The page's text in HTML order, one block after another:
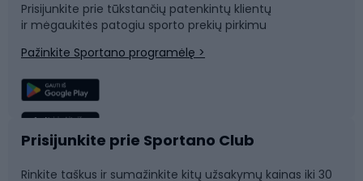
Laipiojimas
Žvejyba
Sportinė medicina
Snieglenčių sportas
Plaukimas
Komandinis sportas
Prisijunkite prie tūkstančių patenkintų klientų
ir mėgaukitės patogiu sporto prekių pirkimu
Pažinkite Sportano programėlę >
Prisijunkite prie Sportano Club
Rinkite taškus ir sumažinkite kitų užsakymų kainas iki 30